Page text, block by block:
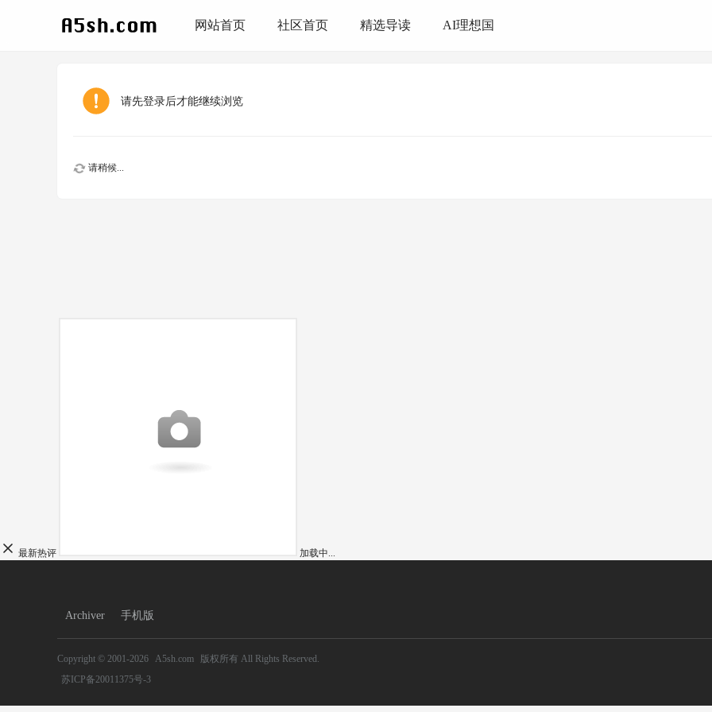
网站首页 社区首页 精选导读 AI理想国
请先登录后才能继续浏览
请稍候...
最新热评 加载中...
Archiver 手机版
Copyright © 2001-2026 A5sh.com 版权所有 All Rights Reserved.
苏ICP备20011375号-3